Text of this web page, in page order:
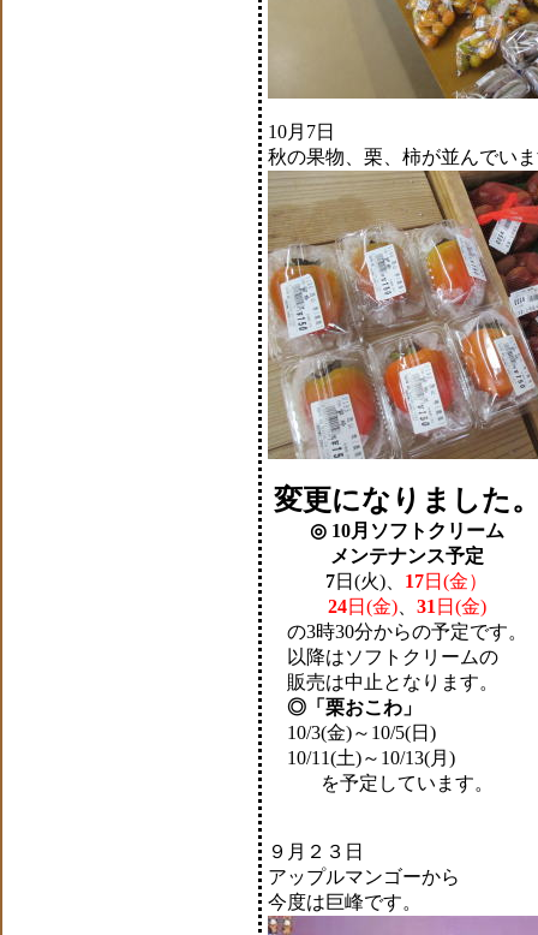
10月7日
秋の果物、栗、柿が並んでい
変更になりました
◎ 10月ソフトクリーム
メンテナンス予定
7日(火)、 17日(金）
24日(金)、 31 日(金)
の3時30分からの予定です。
以降はソフトクリームの
販売は中止となります。
◎「栗おこわ」
10/3(金)～10/5(日)
10/11(土)～10/13(月)
を予定しています。
９月２３日
アップルマンゴーから
今度は巨峰です。